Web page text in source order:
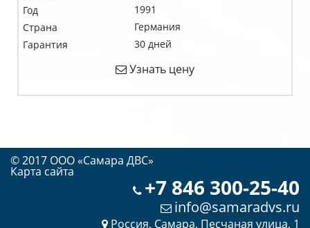
Год
1991
Страна
Германия
Гарантия
30 дней
Узнать цену
© 2017 OOO «Самара ДВС»
Карта сайта
+7 846 300-25-40
info@samaradvs.ru
Россия, Самара, Песчаная улица, 1